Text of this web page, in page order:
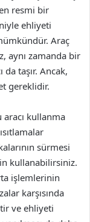
resmi bir
ehliyeti
Araç
aynı zamanda bir
taşır. Ancak,
gereklidir.
aracı kullanma
sürmesi
kullanabilirsiniz.
işlemlerinin
karşısında
ve ehliyeti